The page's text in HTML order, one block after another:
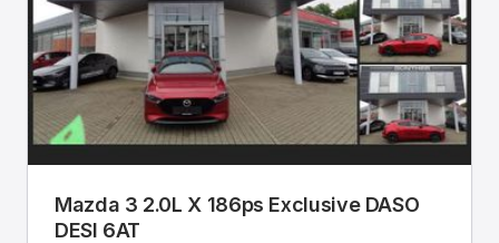
Mazda 3 2.0L X 186ps Exclusive DASO
DESI 6AT